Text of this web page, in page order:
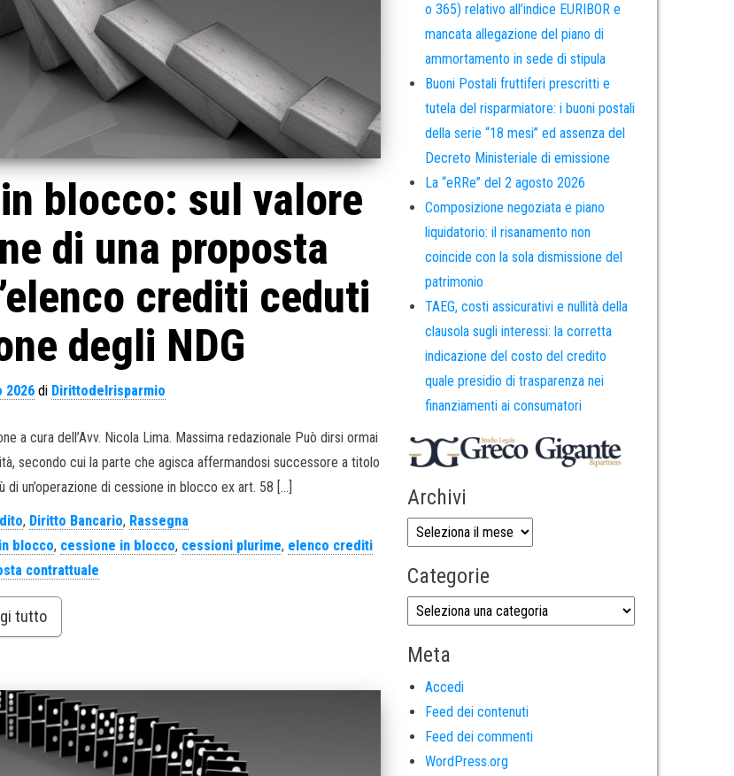
blocco: sul valore
di una proposta
crediti ceduti
degli NDG
2026di Dirittodelrisparmio
a cura dell’Avv. Nicola Lima. Massima redazionale Può dirsi ormai
secondo cui la parte che agisca affermandosi successore a titolo
un’operazione di cessione in blocco ex art. 58 […]
, Diritto Bancario, Rassegna
blocco, cessione in blocco, cessioni plurime, elenco crediti
contrattuale
tutto
o 365) relativo all’indice EURIBOR e
mancata allegazione del piano di
ammortamento in sede di stipula
Buoni Postali fruttiferi prescritti e
tutela del risparmiatore: i buoni postali
della serie “18 mesi” ed assenza del
Decreto Ministeriale di emissione
La “eRRe” del 2 agosto 2026
Composizione negoziata e piano
liquidatorio: il risanamento non
coincide con la sola dismissione del
patrimonio
TAEG, costi assicurativi e nullità della
clausola sugli interessi: la corretta
indicazione del costo del credito
quale presidio di trasparenza nei
finanziamenti ai consumatori
Archivi
Categorie
Meta
Accedi
Feed dei contenuti
Feed dei commenti
WordPress.org